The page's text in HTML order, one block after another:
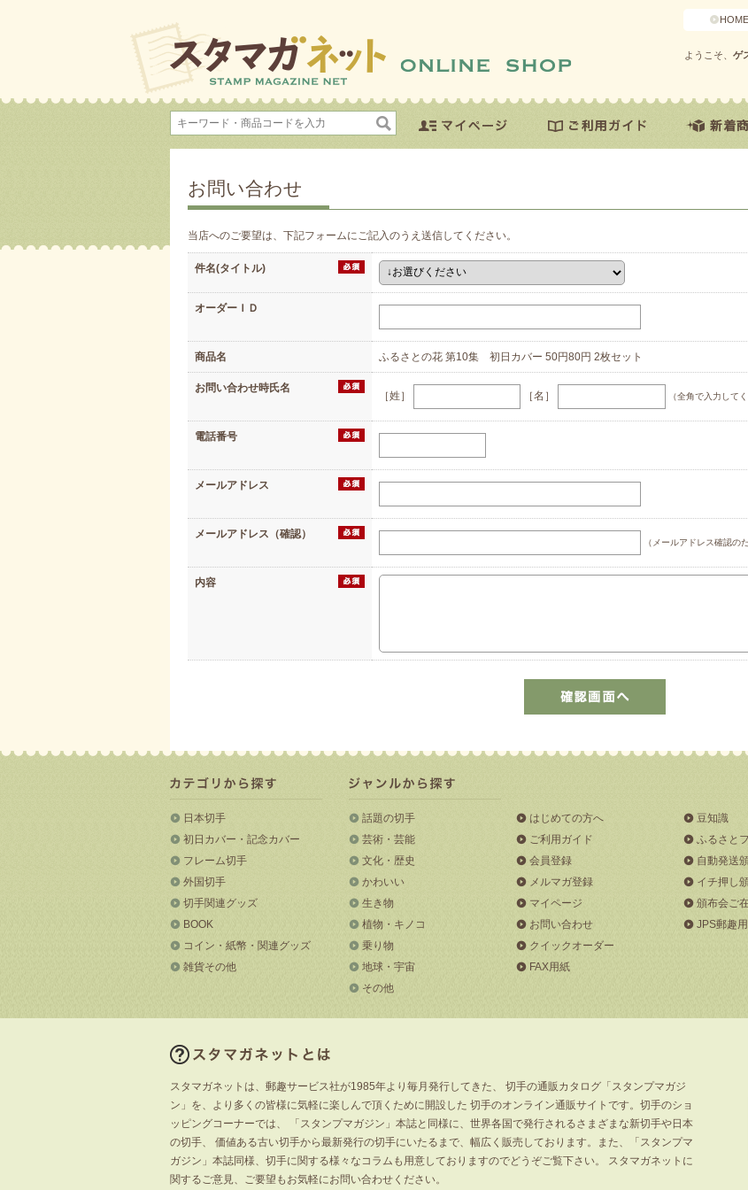
HOME
ようこそ、 ゲ
お問い合わせ
当店へのご要望は、下記フォームにご記入のうえ送信してください。
件名(タイトル)
オーダーＩＤ
商品名 ふるさとの花 第10集 初日カバー 50円80円 2枚セット
お問い合わせ時氏名
［姓］ ［名］ （全角で入力してく
電話番号
メールアドレス
メールアドレス（確認）
（メールアドレス確認の
内容
日本切手
初日カバー・記念カバー
フレーム切手
外国切手
切手関連グッズ
BOOK
コイン・紙幣・関連グッズ
雑貨その他
話題の切手
芸術・芸能
文化・歴史
かわいい
生き物
植物・キノコ
乗り物
地球・宇宙
その他
はじめての方へ
ご利用ガイド
会員登録
メルマガ登録
マイページ
お問い合わせ
クイックオーダー
FAX用紙
豆知識
ふるさと
自動発送
イチ押し
頒布会ご
JPS郵趣
スタマガネットは、郵趣サービス社が1985年より毎月発行してきた、 切手の通販カタログ「スタンプマガジ
ン」を、より多くの皆様に気軽に楽しんで頂くために開設した 切手のオンライン通販サイトです。切手のショ
ッピングコーナーでは、 「スタンプマガジン」本誌と同様に、世界各国で発行されるさまざまな新切手や日本
の切手、 価値ある古い切手から最新発行の切手にいたるまで、幅広く販売しております。また、「スタンプマ
ガジン」本誌同様、切手に関する様々なコラムも用意しておりますのでどうぞご覧下さい。 スタマガネットに
関するご意見、ご要望もお気軽にお問い合わせください。